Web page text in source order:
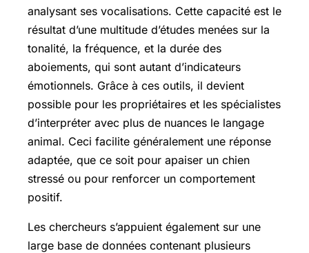
analysant ses vocalisations. Cette capacité est le
résultat d’une multitude d’études menées sur la
tonalité, la fréquence, et la durée des
aboiements, qui sont autant d’indicateurs
émotionnels. Grâce à ces outils, il devient
possible pour les propriétaires et les spécialistes
d’interpréter avec plus de nuances le langage
animal. Ceci facilite généralement une réponse
adaptée, que ce soit pour apaiser un chien
stressé ou pour renforcer un comportement
positif.
Les chercheurs s’appuient également sur une
large base de données contenant plusieurs